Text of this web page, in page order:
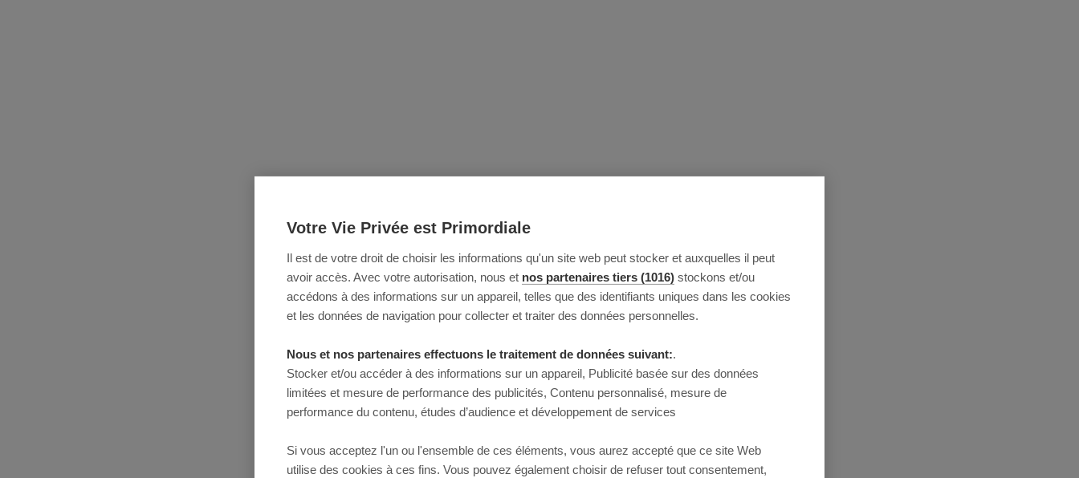
Votre Vie Privée est Primordiale
Il est de votre droit de choisir les informations qu'un site web peut stocker et auxquelles il peut
avoir accès. Avec votre autorisation, nous et nos partenaires tiers (1016) stockons et/ou
accédons à des informations sur un appareil, telles que des identifiants uniques dans les cookies
et les données de navigation pour collecter et traiter des données personnelles.
Nous et nos partenaires effectuons le traitement de données suivant:.
Stocker et/ou accéder à des informations sur un appareil, Publicité basée sur des données
limitées et mesure de performance des publicités, Contenu personnalisé, mesure de
performance du contenu, études d’audience et développement de services
Si vous acceptez l'un ou l'ensemble de ces éléments, vous aurez accepté que ce site Web
utilise des cookies à ces fins. Vous pouvez également choisir de refuser tout consentement,
This page couldn’t load
Reload to try again, or go back.
Reload Back